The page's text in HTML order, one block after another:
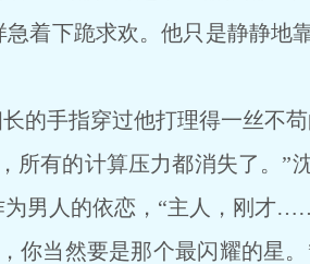
下跪求欢。他只是静静地
手指穿过他打理得一丝不苟
的计算压力都消失了。”沈
为男人的依恋，“主人，刚才
当然要是那个最闪耀的星。